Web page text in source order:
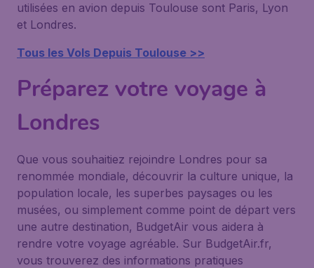
utilisées en avion depuis Toulouse sont Paris, Lyon
et Londres.
Tous les Vols Depuis Toulouse >>
Préparez votre voyage à
Londres
Que vous souhaitiez rejoindre Londres pour sa
renommée mondiale, découvrir la culture unique, la
population locale, les superbes paysages ou les
musées, ou simplement comme point de départ vers
une autre destination, BudgetAir vous aidera à
rendre votre voyage agréable. Sur BudgetAir.fr,
vous trouverez des informations pratiques